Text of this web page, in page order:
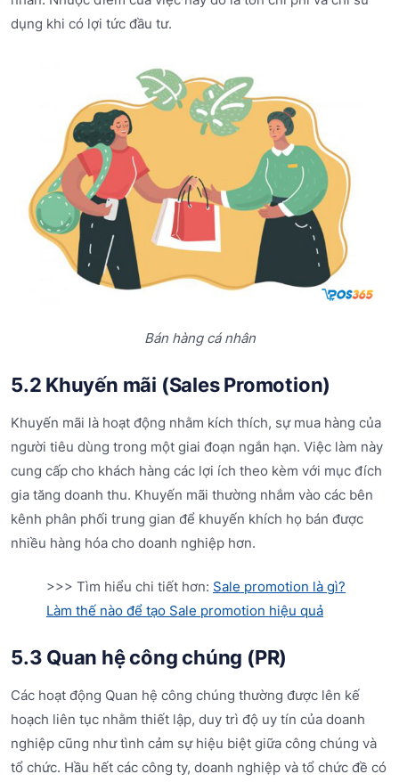
dụng khi có lợi tức đầu tư.
Bán hàng cá nhân
5.2 Khuyến mãi (Sales Promotion)
Khuyến mãi là hoạt động nhằm kích thích, sự mua hàng của
người tiêu dùng trong một giai đoạn ngắn hạn. Việc làm này
cung cấp cho khách hàng các lợi ích theo kèm với mục đích
gia tăng doanh thu. Khuyến mãi thường nhắm vào các bên
kênh phân phối trung gian để khuyến khích họ bán được
nhiều hàng hóa cho doanh nghiệp hơn.
>>> Tìm hiểu chi tiết hơn: Sale promotion là gì?
Làm thế nào để tạo Sale promotion hiệu quả
5.3 Quan hệ công chúng (PR)
Các hoạt động Quan hệ công chúng thường được lên kế
hoạch liên tục nhằm thiết lập, duy trì độ uy tín của doanh
nghiệp cũng như tình cảm sự hiệu biệt giữa công chúng và
tổ chức. Hầu hết các công ty, doanh nghiệp và tổ chức đề có